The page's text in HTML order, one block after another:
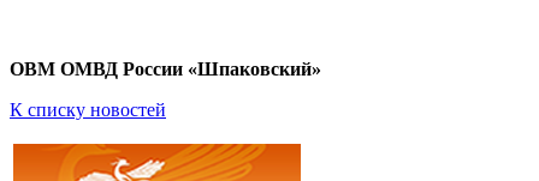
ОВМ ОМВД России «Шпаковский»
К списку новостей